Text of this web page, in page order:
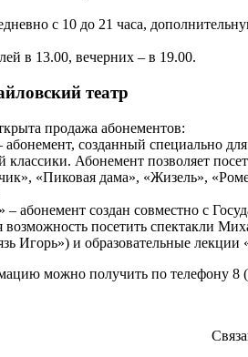
с 10 до 21 часа,
в 13.00, вечерних – в 19.00.
театр
продажа абонементов:
абонемент, созданный специально
Абонемент позволяет
«Пиковая дама», «Жизель»,
– абонемент создан совместно с
возможность посетить спектакли
Игорь») и образовательные
можно получить по телефону 8